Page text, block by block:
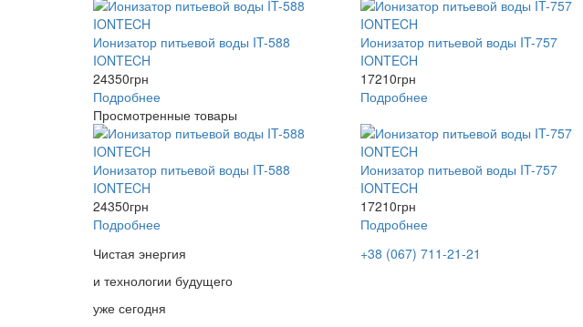
Ионизатор питьевой воды IT-588
IONTECH
24350грн
Подробнее
Ионизатор питьевой воды IT-757
IONTECH
17210грн
Подробнее
Просмотренные товары
Ионизатор питьевой воды IT-588
IONTECH
24350грн
Подробнее
Ионизатор питьевой воды IT-757
IONTECH
17210грн
Подробнее
Чистая энергия
и технологии будущего
уже сегодня
+38 (067) 711-21-21